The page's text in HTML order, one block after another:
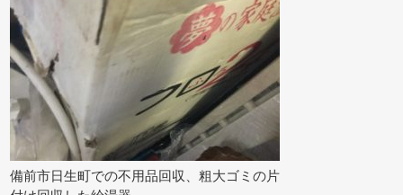
備前市日生町での不用品回収、粗大ゴミの片